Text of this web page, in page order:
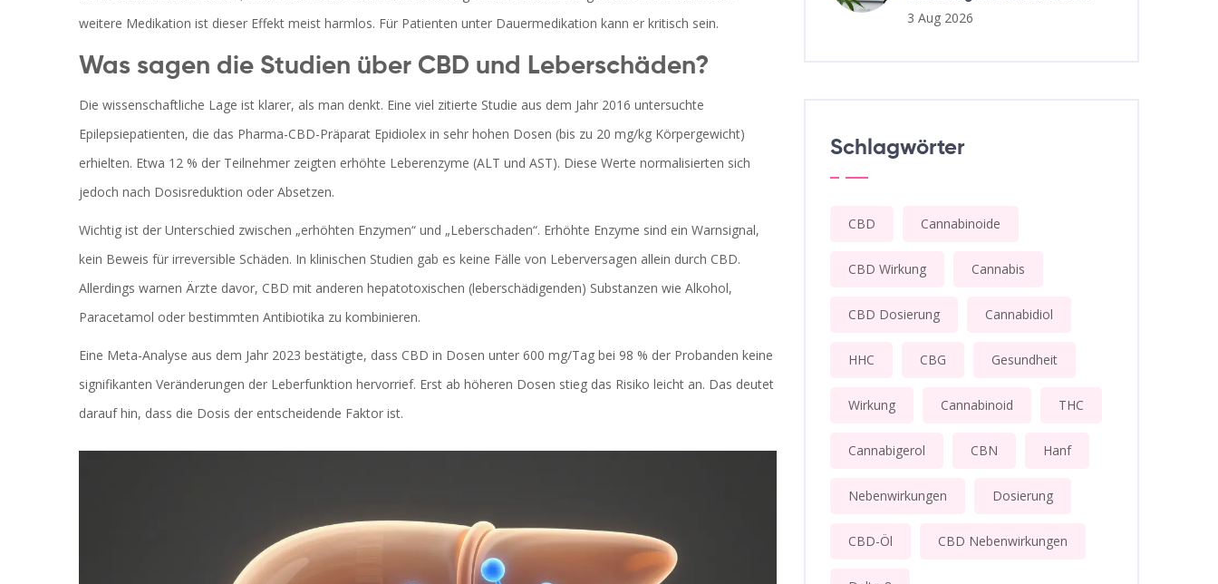
weitere Medikation ist dieser Effekt meist harmlos. Für Patienten unter Dauermedikation kann er kritisch sein.
Was sagen die Studien über CBD und Leberschäden?
Die wissenschaftliche Lage ist klarer, als man denkt. Eine viel zitierte Studie aus dem Jahr 2016 untersuchte
Epilepsiepatienten, die das Pharma-CBD-Präparat Epidiolex in sehr hohen Dosen (bis zu 20 mg/kg Körpergewicht)
erhielten. Etwa 12 % der Teilnehmer zeigten erhöhte Leberenzyme (ALT und AST). Diese Werte normalisierten sich
jedoch nach Dosisreduktion oder Absetzen.
Wichtig ist der Unterschied zwischen „erhöhten Enzymen“ und „Leberschaden“. Erhöhte Enzyme sind ein Warnsignal,
kein Beweis für irreversible Schäden. In klinischen Studien gab es keine Fälle von Leberversagen allein durch CBD.
Allerdings warnen Ärzte davor, CBD mit anderen hepatotoxischen (leberschädigenden) Substanzen wie Alkohol,
Paracetamol oder bestimmten Antibiotika zu kombinieren.
Eine Meta-Analyse aus dem Jahr 2023 bestätigte, dass CBD in Dosen unter 600 mg/Tag bei 98 % der Probanden keine
signifikanten Veränderungen der Leberfunktion hervorrief. Erst ab höheren Dosen stieg das Risiko leicht an. Das deutet
darauf hin, dass die Dosis der entscheidende Faktor ist.
3 Aug 2026
Schlagwörter
CBD Cannabinoide
CBD Wirkung Cannabis
CBD Dosierung Cannabidiol
HHC CBG Gesundheit
Wirkung Cannabinoid THC
Cannabigerol CBN Hanf
Nebenwirkungen Dosierung
CBD-Öl CBD Nebenwirkungen